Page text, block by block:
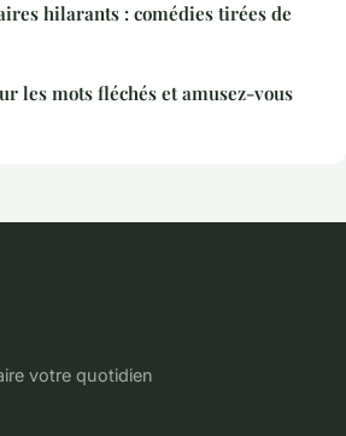
hilarants : comédies tirées de
les mots fléchés et amusez-vous
votre quotidien